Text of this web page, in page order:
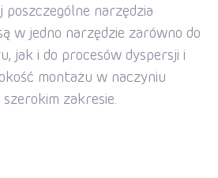
poszczególne narzędzia
w jedno narzędzie zarówno do
jak i do procesów dyspersji i
montażu w naczyniu
zakresie.